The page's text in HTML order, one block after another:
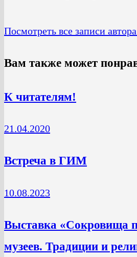
Посмотреть все записи
Вам также может
К читателям!
21.04.2020
Встреча в ГИМ
10.08.2023
Выставка «Сокровища
музеев. Традиции и